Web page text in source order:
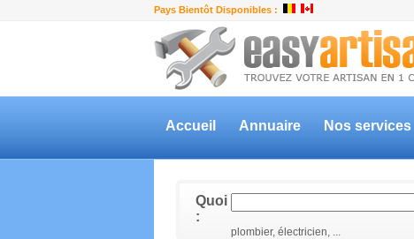
Pays Bientôt Disponibles :
Accueil Annuaire Nos services
Quoi
:
plombier, électricien, ...